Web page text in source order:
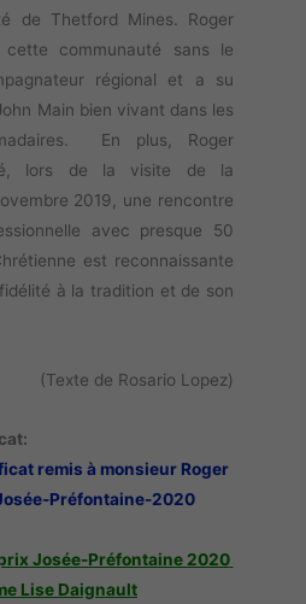
de Thetford Mines. Roger
communauté sans le
régional et a su
Main bien vivant dans les
En plus, Roger
lors de la visite de la
2019, une rencontre
avec presque 50
est reconnaissante
à la tradition et de son
(Texte de Rosario Lopez)
remis à monsieur Roger
Préfontaine-2020
Josée-Préfontaine 2020
Lise Daignault